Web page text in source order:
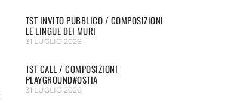
TST INVITO PUBBLICO / COMPOSIZIONI
LE LINGUE DEI MURI
31 LUGLIO 2026
TST CALL / COMPOSIZIONI
PLAYGROUND#OSTIA
31 LUGLIO 2026